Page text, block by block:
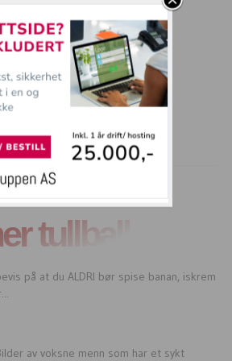
tullball
på at du ALDRI bør spise banan, iskrem
av voksne menn som har et sykt